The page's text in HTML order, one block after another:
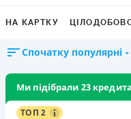
НА КАРТКУ
Спочатку популярні
Ми підібрали 23
ТОП 2